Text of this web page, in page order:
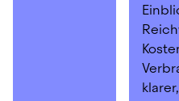
klarer,